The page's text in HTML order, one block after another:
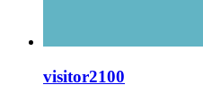
visitor2100